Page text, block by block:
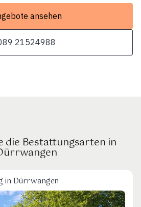
ansehen
21524988
die Bestattungsarten in
in Dürrwangen